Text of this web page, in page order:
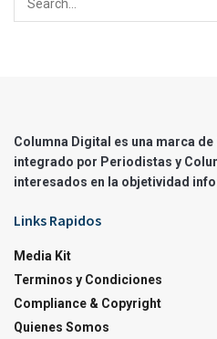
Columna Digital es una marca
integrado por Periodistas y
interesados en la objetividad
Links Rapidos
Media Kit
Terminos y Condiciones
Compliance & Copyright
Quienes Somos